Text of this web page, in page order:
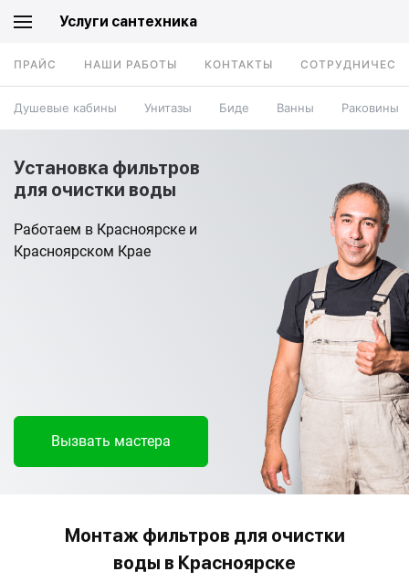
Услуги сантехника
ПРАЙС НАШИ РАБОТЫ КОНТАКТЫ
Душевые кабины Унитазы Биде Ванны Раковины
Установка фильтров
для очистки воды
Работаем в Красноярске и
Красноярском Крае
Вызвать мастера
Монтаж фильтров для очистки
воды в Красноярске